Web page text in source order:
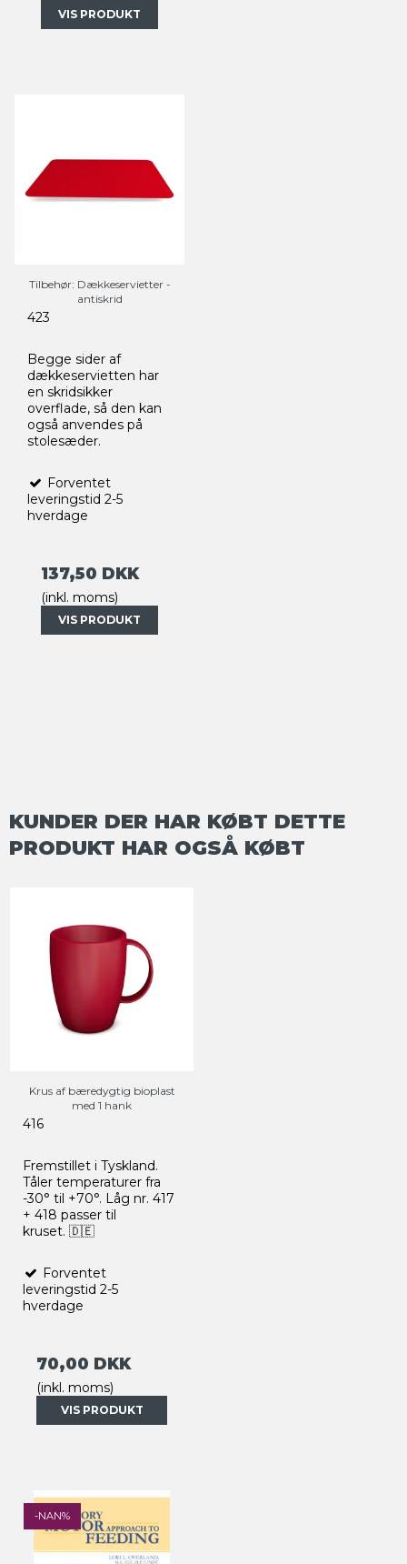
VIS PRODUKT
Tilbehør: Dækkeservietter -
antiskrid
423
Begge sider af
dækkeservietten har
en skridsikker
overflade, så den kan
også anvendes på
stolesæder.
Forventet
leveringstid 2-5
hverdage
137,50 DKK
(inkl. moms)
VIS PRODUKT
KUNDER DER HAR KØBT DETTE
PRODUKT HAR OGSÅ KØBT
Krus af bæredygtig bioplast
med 1 hank
416
Fremstillet i Tyskland.
Tåler temperaturer fra
-30° til +70°. Låg nr. 417
+ 418 passer til
kruset. 🇩🇪
Forventet
leveringstid 2-5
hverdage
70,00 DKK
(inkl. moms)
VIS PRODUKT
-NAN%